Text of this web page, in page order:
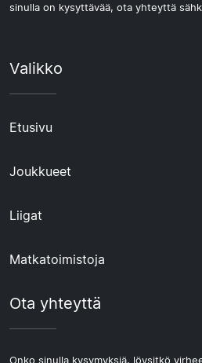
sinulla on kysyttävää, ota yhteyttä
Valikko
Etusivu
Joukkueet
Liigat
Matkatoimistoja
Ota yhteyttä
Onko sinulla kysymyksiä, löysitkö